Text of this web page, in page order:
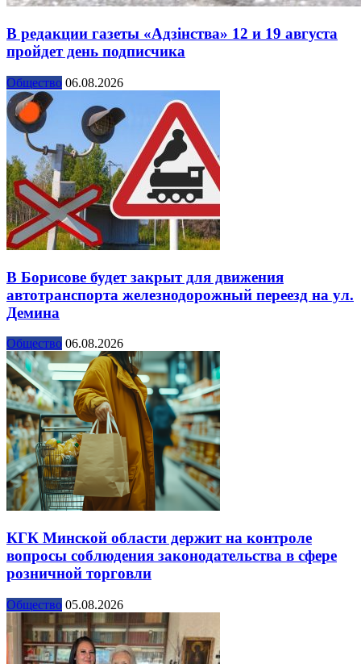
В редакции газеты «Адзінства» 12 и 19 августа
пройдет день подписчика
Общество 06.08.2026
В Борисове будет закрыт для движения
автотранспорта железнодорожный переезд на ул.
Демина
Общество 06.08.2026
КГК Минской области держит на контроле
вопросы соблюдения законодательства в сфере
розничной торговли
Общество 05.08.2026